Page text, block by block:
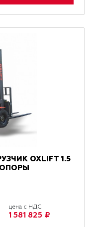
OXLIFT 1.5
цена с НДС
1 581 825 ₽